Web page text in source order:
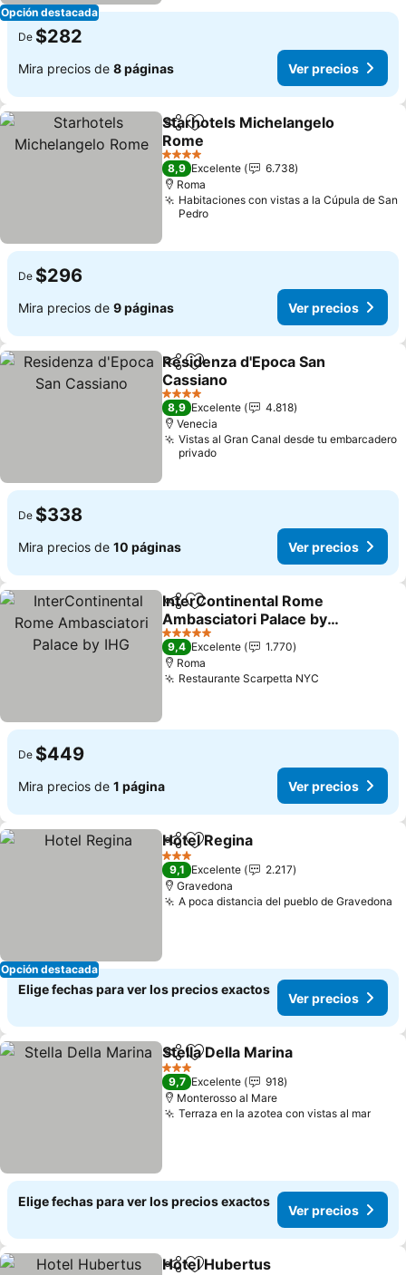
Opción destacada
De $282
Mira precios de 8 páginas Ver precios
CompartirAgregar a favoritos
Starhotels Michelangelo
Rome
4 Estrellas
8,9 Excelente
6.738
Roma
Habitaciones con vistas a la Cúpula de San
Pedro
De $296
Mira precios de 9 páginas Ver precios
CompartirAgregar a favoritos
Residenza d'Epoca San
Cassiano
4 Estrellas
8,9 Excelente
4.818
Venecia
Vistas al Gran Canal desde tu embarcadero
privado
De $338
Mira precios de 10 páginas Ver precios
CompartirAgregar a favoritos
InterContinental Rome
Ambasciatori Palace by
IHG
5 Estrellas
9,4 Excelente
1.770
Roma
Restaurante Scarpetta NYC
De $449
Mira precios de 1 página Ver precios
Opción destacada
CompartirAgregar a favoritos
Hotel Regina
3 Estrellas
9,1 Excelente
2.217
Gravedona
A poca distancia del pueblo de Gravedona
Elige fechas para ver los precios exactos
Ver precios
CompartirAgregar a favoritos
Stella Della Marina
3 Estrellas
9,7 Excelente
918
Monterosso al Mare
Terraza en la azotea con vistas al mar
Elige fechas para ver los precios exactos
Ver precios
Hotel Hubertus